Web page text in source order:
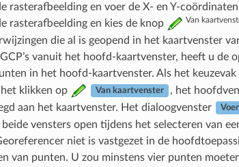
rasterafbeelding en voer de X- en Y-
rasterafbeelding en kies de knop
Van
die al is geopend in het kaartvenster
vanuit het hoofd-kaartvenster, heeft u de
in het hoofd-kaartvenster. Als het keuzevak
het klikken op
Van kaartvenster
, het
aan het kaartvenster. Het dialoogvenster
vensters open tijdens het selecteren van
niet is vastgezet in de
van punten. U zou minstens vier punten